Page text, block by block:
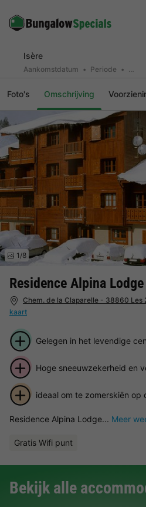
Isère
Aankomstdatum Periode 2
Foto's Omschrijving
Residence Alpina Lodge
Chem. de la Claparelle - 38860 Les
kaart
1/8
Gelegen in het levendige
Hoge sneeuwzekerheid en
ideaal om te zomerskiën op
Residence Alpina Lodge... Meer
Gratis Wifi punt
Bekijk alle